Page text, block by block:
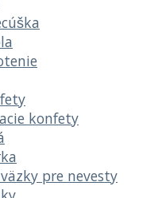
konfety
pre nevesty